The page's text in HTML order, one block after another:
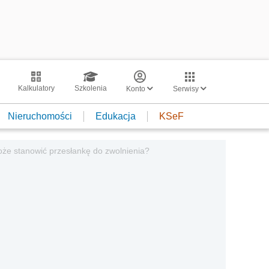
Kalkulatory Szkolenia Konto Serwisy
Nieruchomości Edukacja KSeF
stanowić przesłankę do zwolnienia?